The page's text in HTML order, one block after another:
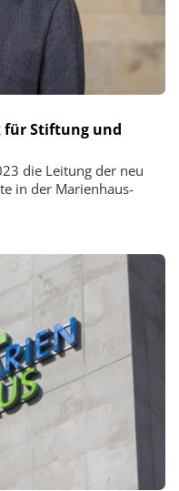
für Stiftung und
die Leitung der neu
in der Marienhaus-